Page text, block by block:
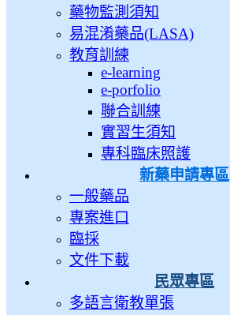
藥物監測須知
易混淆藥品(LASA)
教育訓練
e-learning
e-porfolio
聯合訓練
實習生須知
專科臨床照護
新藥申請專區
一般藥品
專案進口
臨採
文件下載
民眾專區
多語言衛教單張